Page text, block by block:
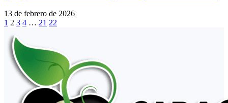
13 de febrero de 2026
1 2 3 4 … 21 22